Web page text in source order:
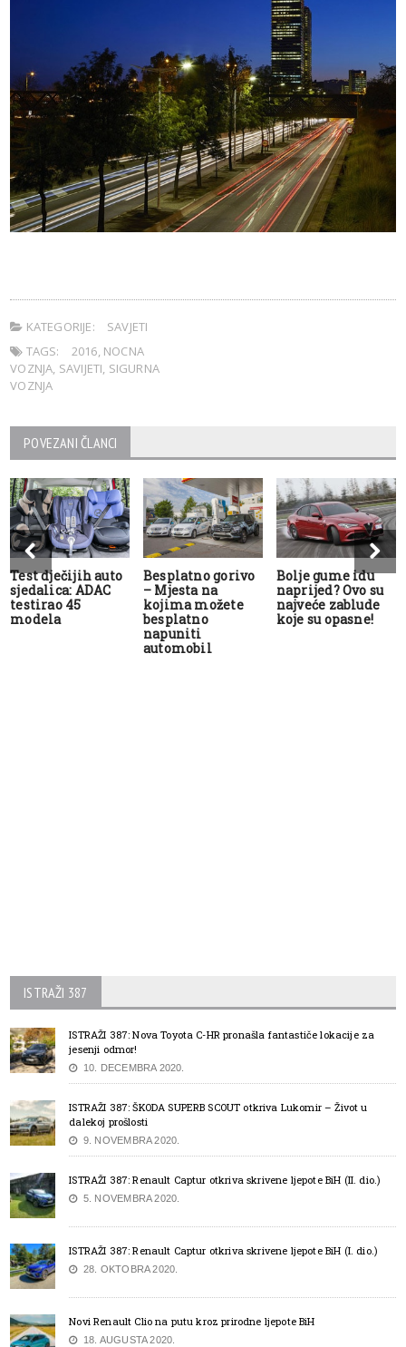
KATEGORIJE:
SAVJETI
TAGS:
2016, NOCNA
VOZNJA, SAVIJETI, SIGURNA
VOZNJA
POVEZANI ČLANCI
Test dječijih auto
sjedalica: ADAC
testirao 45
modela
Besplatno gorivo
– Mjesta na
kojima možete
besplatno
napuniti
automobil
Bolje gume idu
naprijed? Ovo su
najveće zablude
koje su opasne!
ISTRAŽI 387
ISTRAŽI 387: Nova Toyota C-HR pronašla fantastiče lokacije za
jesenji odmor!
10. DECEMBRA 2020.
ISTRAŽI 387: ŠKODA SUPERB SCOUT otkriva Lukomir – Život u
dalekoj prošlosti
9. NOVEMBRA 2020.
ISTRAŽI 387: Renault Captur otkriva skrivene ljepote BiH (II. dio.)
5. NOVEMBRA 2020.
ISTRAŽI 387: Renault Captur otkriva skrivene ljepote BiH (I. dio.)
28. OKTOBRA 2020.
Novi Renault Clio na putu kroz prirodne ljepote BiH
18. AUGUSTA 2020.